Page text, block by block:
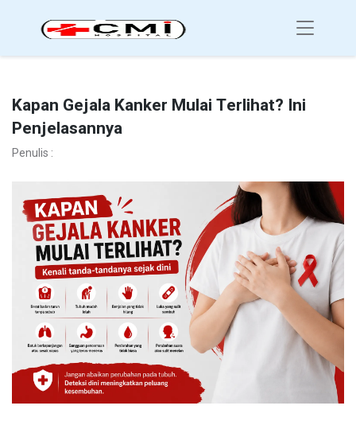
Kapan Gejala Kanker Mulai Terlihat? Ini
Penjelasannya
Penulis :